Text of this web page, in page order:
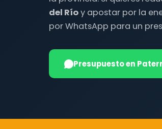
del Ríoy apostar por la
por WhatsApp para un
Presupuesto en